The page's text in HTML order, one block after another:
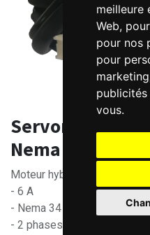
meilleure
Web,
pour nos
pour
marketing
vous.
Servomoteur
Nema 34
Moteur hybride 8.0 Nm
- 6 A
- Nema 34
- 2 phases